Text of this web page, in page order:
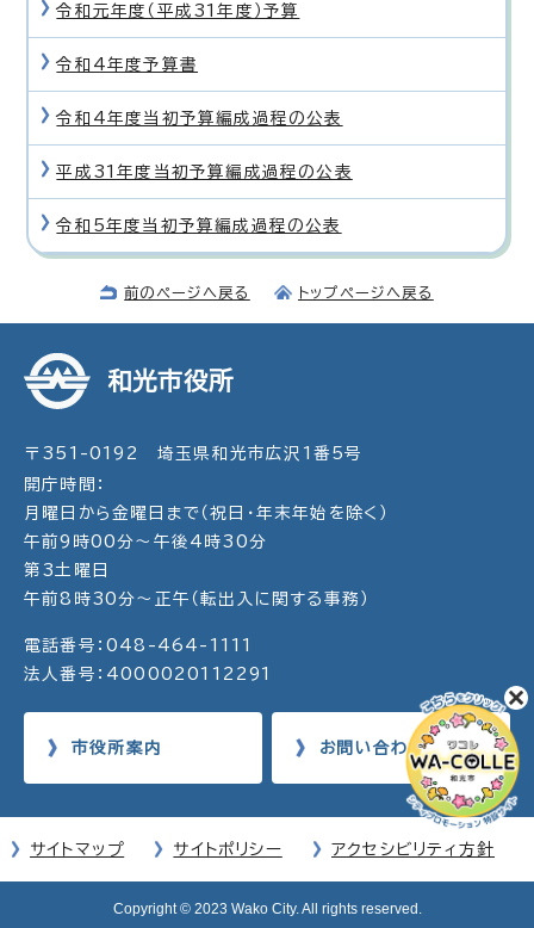
令和元年度（平成31年度）予算
令和4年度予算書
令和4年度当初予算編成過程の公表
平成31年度当初予算編成過程の公表
令和5年度当初予算編成過程の公表
前のページへ戻る トップページへ戻る
和光市役所
〒351-0192 埼玉県和光市広沢1番5号
開庁時間：
月曜日から金曜日まで（祝日・年末年始を除く）
午前9時00分～午後4時30分
第3土曜日
午前8時30分～正午（転出入に関する事務）
電話番号：048-464-1111
法人番号：4000020112291
市役所案内 お問い合わせ
サイトマップ サイトポリシー アクセシビリティ方針
Copyright © 2023 Wako City. All rights reserved.